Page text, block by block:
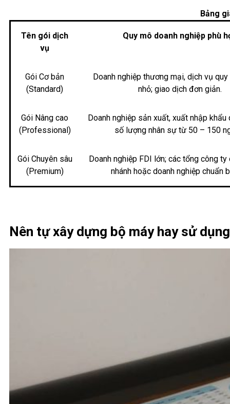
Bảng
Tên gói dịch
vụ
Quy mô doanh nghiệp phù
Gói Cơ bản
(Standard)
Doanh nghiệp thương mại, dịch vụ
nhỏ; giao dịch đơn giản.
Gói Nâng cao
(Professional)
Doanh nghiệp sản xuất, xuất nhập khẩu
số lượng nhân sự từ 50 – 150
Gói Chuyên sâu
(Premium)
Doanh nghiệp FDI lớn; các tổng công ty
nhánh hoặc doanh nghiệp chuẩn
Nên tự xây dựng bộ máy hay sử